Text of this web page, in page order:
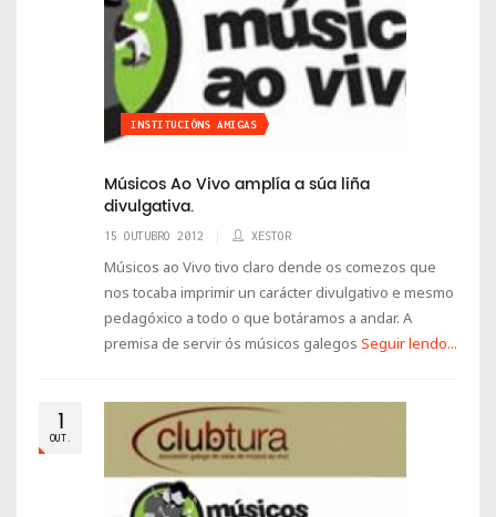
INSTITUCIÓNS AMIGAS
Músicos Ao Vivo amplía a súa liña
divulgativa.
15 OUTUBRO 2012 XESTOR
Músicos ao Vivo tivo claro dende os comezos que
nos tocaba imprimir un carácter divulgativo e mesmo
pedagóxico a todo o que botáramos a andar. A
premisa de servir ós músicos galegos Seguir lendo...
1
OUT.